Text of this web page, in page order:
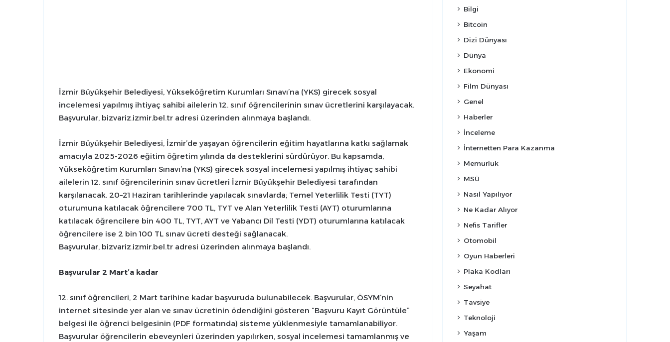
İzmir Büyükşehir Belediyesi, Yükseköğretim Kurumları Sınavı’na (YKS) girecek sosyal
incelemesi yapılmış ihtiyaç sahibi ailelerin 12. sınıf öğrencilerinin sınav ücretlerini karşılayacak.
Başvurular, bizvariz.izmir.bel.tr adresi üzerinden alınmaya başlandı.
İzmir Büyükşehir Belediyesi, İzmir’de yaşayan öğrencilerin eğitim hayatlarına katkı sağlamak
amacıyla 2025-2026 eğitim öğretim yılında da desteklerini sürdürüyor. Bu kapsamda,
Yükseköğretim Kurumları Sınavı’na (YKS) girecek sosyal incelemesi yapılmış ihtiyaç sahibi
ailelerin 12. sınıf öğrencilerinin sınav ücretleri İzmir Büyükşehir Belediyesi tarafından
karşılanacak. 20–21 Haziran tarihlerinde yapılacak sınavlarda; Temel Yeterlilik Testi (TYT)
oturumuna katılacak öğrencilere 700 TL, TYT ve Alan Yeterlilik Testi (AYT) oturumlarına
katılacak öğrencilere bin 400 TL, TYT, AYT ve Yabancı Dil Testi (YDT) oturumlarına katılacak
öğrencilere ise 2 bin 100 TL sınav ücreti desteği sağlanacak.
Başvurular, bizvariz.izmir.bel.tr adresi üzerinden alınmaya başlandı.
Başvurular 2 Mart’a kadar
12. sınıf öğrencileri, 2 Mart tarihine kadar başvuruda bulunabilecek. Başvurular, ÖSYM’nin
internet sitesinde yer alan ve sınav ücretinin ödendiğini gösteren “Başvuru Kayıt Görüntüle”
belgesi ile öğrenci belgesinin (PDF formatında) sisteme yüklenmesiyle tamamlanabiliyor.
Başvurular öğrencilerin ebeveynleri üzerinden yapılırken, sosyal incelemesi tamamlanmış ve
Bilgi
Bitcoin
Dizi Dünyası
Dünya
Ekonomi
Film Dünyası
Genel
Haberler
İnceleme
İnternetten Para Kazanma
Memurluk
MSÜ
Nasıl Yapılıyor
Ne Kadar Alıyor
Nefis Tarifler
Otomobil
Oyun Haberleri
Plaka Kodları
Seyahat
Tavsiye
Teknoloji
Yaşam